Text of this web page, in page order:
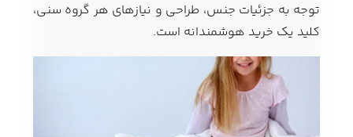
توجه به جزئیات جنس، طراحی و نیازهای هر گروه سنی،
کلید یک خرید هوشمندانه است.